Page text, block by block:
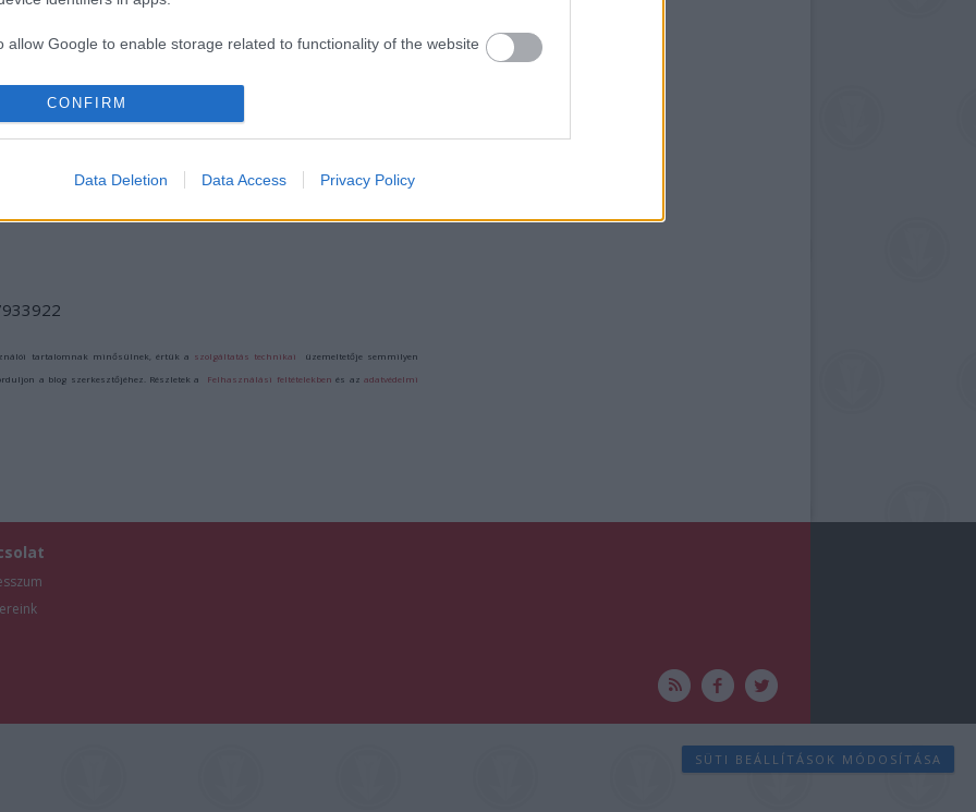
allow Google to enable storage related to functionality of the website
allow Google to enable storage related to personalization.
functionality and fraud prevention, and other user protection.
CONFIRM
Data Deletion Data Access Privacy Policy
MŰVÉSZETEK
VÖLGYE
ÜNNEPE
tartalomnak minősülnek, értük a szolgáltatás technikai üzemeltetője semmilyen
a blog szerkesztőjéhez. Részletek a Felhasználási feltételekben és azadatvédelmi
SÜTI BEÁLLÍTÁSOK MÓDOSÍTÁSA